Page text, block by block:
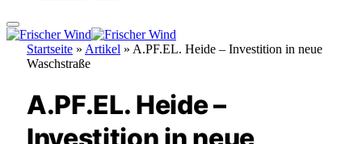
Startseite » Artikel » A.PF.EL. Heide – Investition in neue
Waschstraße
A.PF.EL. Heide –